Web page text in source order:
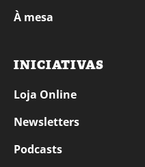
À mesa
INICIATIVAS
Loja Online
Newsletters
Podcasts